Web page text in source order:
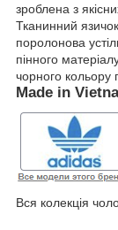
зроблена з
Тканинний
поролонова
пінного
чорного кольору
Made in
Вся колекція